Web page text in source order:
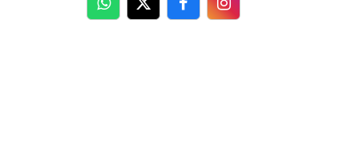
WhatsApp
TwitterFacebookFacebook